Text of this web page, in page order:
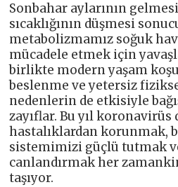
Sonbahar aylarının
sıcaklığının düşmesi
metabolizmamız soğuk
mücadele etmek için
birlikte modern yaşam
beslenme ve yetersiz
nedenlerin de etkisiyle
zayıflar. Bu yıl koronavirüs
hastalıklardan korunmak,
sistemimizi güçlü tutmak
canlandırmak her
taşıyor.